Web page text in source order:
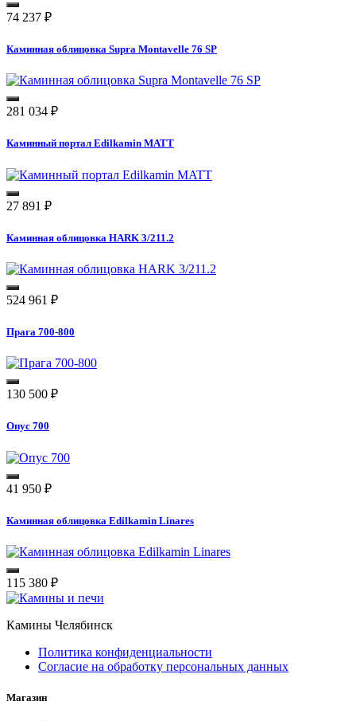
74 237 ₽
Каминная облицовка Supra Montavelle 76 SP
281 034 ₽
Каминный портал Edilkamin MATT
27 891 ₽
Каминная облицовка HARK 3/211.2
524 961 ₽
Прага 700-800
130 500 ₽
Опус 700
41 950 ₽
Каминная облицовка Edilkamin Linares
115 380 ₽
Камины Челябинск
Политика конфиденциальности
Согласие на обработку персональных данных
Магазин